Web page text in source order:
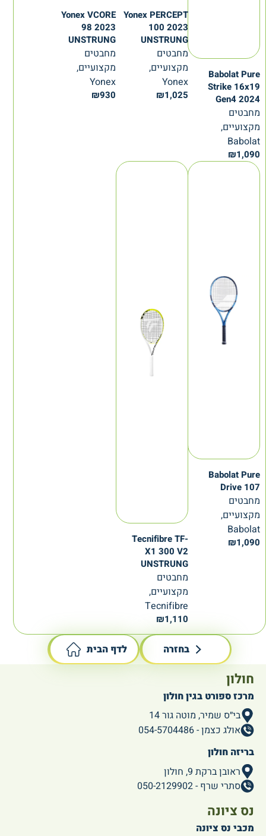
Babolat Pure
Strike 16x19
Gen4 2024
מחבטים
מקצועיים,
Babolat
₪1,090
Yonex PERCEPT
100 2023
UNSTRUNG
מחבטים
מקצועיים,
Yonex
₪1,025
Yonex VCORE
98 2023
UNSTRUNG
מחבטים
מקצועיים,
Yonex
₪930
Babolat Pure
Drive 107
מחבטים
מקצועיים,
Babolat
₪1,090
Tecnifibre TF-
X1 300 V2
UNSTRUNG
מחבטים
מקצועיים,
Tecnifibre
₪1,110
בחזרה לדף הבית
חולון
מרכז ספורט בגין חולון
בי״ס שמיר, מוטה גור 14
אולג כצמן - 054-5704486
בריזה חולון
ראובן ברקת 9, חולון
סתרי שרף - 050-2129902
נס ציונה
מכבי נס ציונה